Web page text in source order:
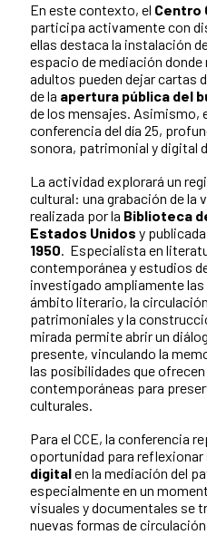
En este contexto, el Centro
participa activamente con
ellas destaca la instalación
espacio de mediación
adultos pueden dejar cartas
de la apertura pública del
de los mensajes. Asimismo,
conferencia del día 25,
sonora, patrimonial y digital
La actividad explorará un
cultural: una grabación de la
realizada por la Biblioteca
Estados Unidos y
1950. Especialista en
contemporánea y estudios
investigado ampliamente
ámbito literario, la
patrimoniales y la
mirada permite abrir un
presente, vinculando la
las posibilidades que
contemporáneas para
culturales.
Para el CCE, la conferencia
oportunidad para reflexionar
digitalen la mediación del
especialmente en un
visuales y documentales se
nuevas formas de